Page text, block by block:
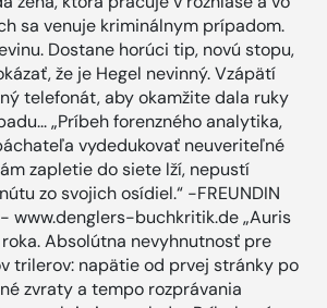
sa venuje kriminálnym prípadom.
Dostane horúci tip, novú stopu,
že je Hegel nevinný. Vzápätí
telefonát, aby okamžite dala ruky
„Príbeh forenzného analytika,
vydedukovať neuveriteľné
zapletie do siete lží, nepustí
zo svojich osídiel.“ -FREUNDIN
- www.denglers-buchkritik.de „Auris
Absolútna nevyhnutnosť pre
trilerov: napätie od prvej stránky po
zvraty a tempo rozprávania